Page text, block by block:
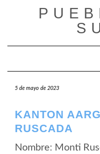
5 de mayo de 2023
KANTON
RUSCADA
Nombre: Monti